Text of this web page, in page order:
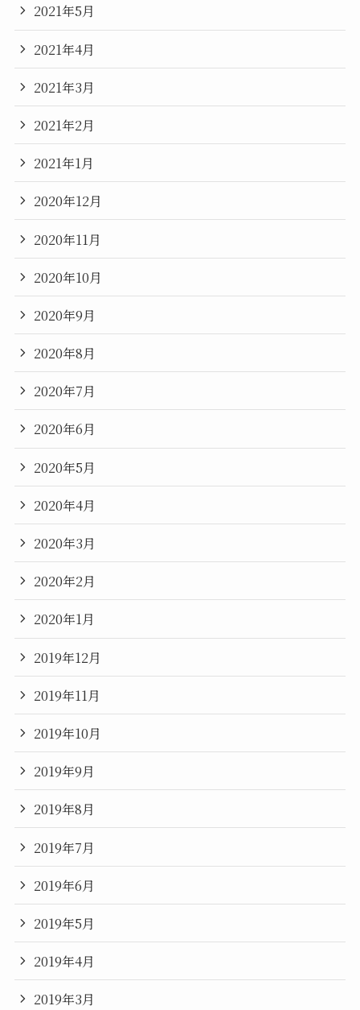
2021年5月
2021年4月
2021年3月
2021年2月
2021年1月
2020年12月
2020年11月
2020年10月
2020年9月
2020年8月
2020年7月
2020年6月
2020年5月
2020年4月
2020年3月
2020年2月
2020年1月
2019年12月
2019年11月
2019年10月
2019年9月
2019年8月
2019年7月
2019年6月
2019年5月
2019年4月
2019年3月